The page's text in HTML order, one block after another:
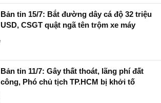
Bản tin 15/7: Bắt đường dây cá độ 32 triệu
USD, CSGT quật ngã tên trộm xe máy
Bản tin 11/7: Gây thất thoát, lãng phí đất
công, Phó chủ tịch TP.HCM bị khởi tố